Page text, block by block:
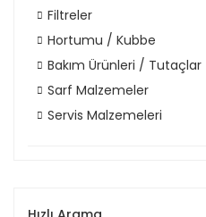
Filtreler
Hortumu / Kubbe
Bakım Ürünleri / Tutaçlar
Sarf Malzemeler
Servis Malzemeleri